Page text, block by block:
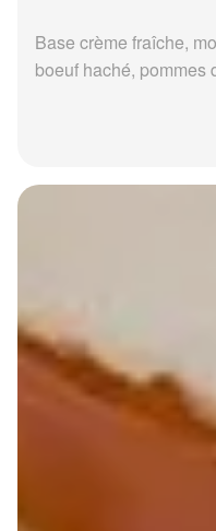
Base crème fraîche,
boeuf haché, pommes